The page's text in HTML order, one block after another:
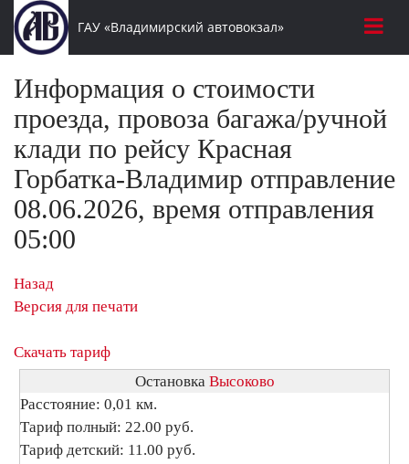
ГАУ «Владимирский автовокзал»
Информация о стоимости
проезда, провоза багажа/ручной
клади по рейсу Красная
Горбатка-Владимир отправление
08.06.2026, время отправления
05:00
Назад
Версия для печати
Скачать тариф
Остановка Высоково
Расстояние: 0,01 км.
Тариф полный: 22.00 руб.
Тариф детский: 11.00 руб.